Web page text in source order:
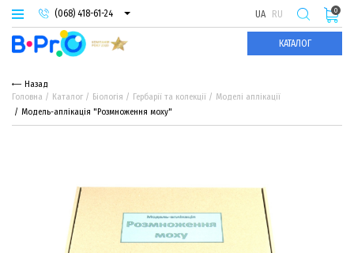
(068) 418-61-24
(093) 974-66-94
(095) 987-29-55
UA RU
КАТАЛОГ
0
Назад
Головна
Каталог Біологія Гербарії та колекції
Моделі аплікації
Модель-аплікація "Розмноження моху"